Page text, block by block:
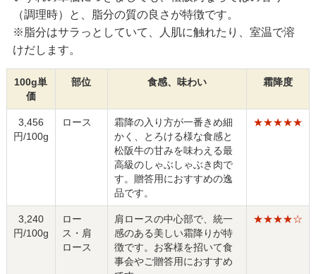
（調理時）と、脂分の質の良さが特徴です。
※脂分はサラっとしていて、人肌に触れたり、室温で溶
けだします。
100g単
価
部位 食感、味わい 霜降度
3,456
円/100g
ロース
霜降の入り方が一番きめ細
かく、とろける様な食感と
松阪牛の甘みを味わえる最
高級のしゃぶしゃぶき肉で
す。贈答用におすすめの逸
品です。
★★★★★
3,240
円/100g
ロー
ス・肩
ロース
肩ロースの中心部で、統一
感のある美しい霜降りが特
徴です。お客様を招いて食
事会やご贈答用におすすめ
★★★★☆